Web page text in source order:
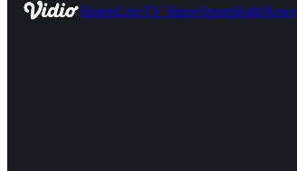
HomeLiveTV ShowSportsKidsNews